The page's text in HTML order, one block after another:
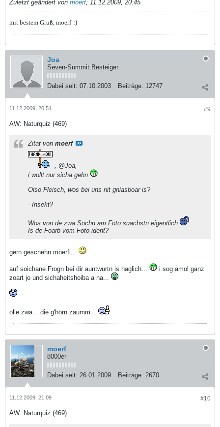
Zuletzt geändert von moerf; 11.12.2009, 20:45.
mit bestem Gruß, moerf:)
Joa
Seven-Summit Besteiger
Dabei seit: 07.10.2003 Beiträge: 12747
#9
11.12.2009, 20:51
AW: Naturquiz (469)
Zitat von moerf
, @Joa,
i wollt nur sicha gehn
Olso Fleisch, wos bei uns nit gniasboar is?
- Insekt?
Wos von de zwa Sochn am Foto suachstn eigentlich
Is de Foarb vom Foto ident?
gern geschehn moerfi...
auf soichane Frogn bei dir auntwurtn is haglich...
i sog amol ganz
zoart jo und sichaheitshoiba a na...
olle zwa... die g'hörn zaumm...
moerf
8000er
Dabei seit: 26.01.2009 Beiträge: 2670
#10
11.12.2009, 21:09
AW: Naturquiz (469)